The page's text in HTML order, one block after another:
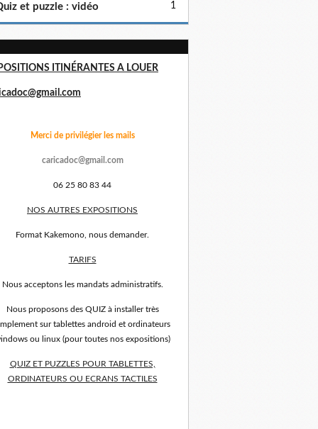
et puzzle : vidéo 1
ITINÉRANTES A LOUER
Merci de privilégier les mails
caricadoc@gmail.com
06 25 80 83 44
NOS AUTRES EXPOSITIONS
Format Kakemono, nous demander.
TARIFS
Nous acceptons les mandats administratifs.
Nous proposons des QUIZ à installer très
sur tablettes android et ordinateurs
ou linux (pour toutes nos expositions)
QUIZ ET PUZZLES POUR TABLETTES,
ORDINATEURS OU ECRANS TACTILES